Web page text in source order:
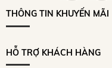
THÔNG TIN KHUYẾN MÃI
HỖ TRỢ KHÁCH HÀNG